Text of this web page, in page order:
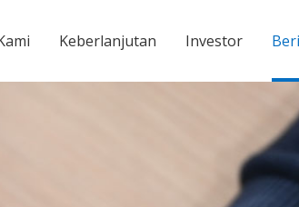
Keberlanjutan Investor